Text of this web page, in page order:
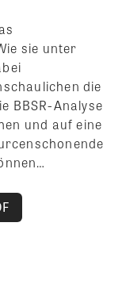
sie unter
die
BBSR-Analyse
und auf eine